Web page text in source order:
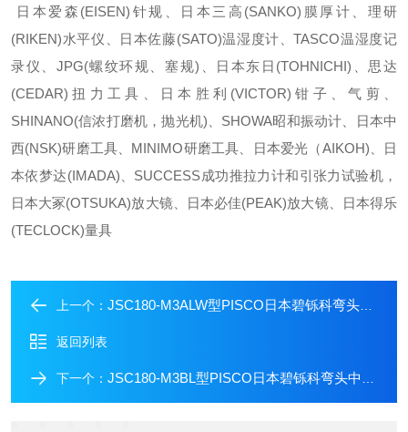
日本爱森(EISEN)针规、日本三高(SANKO)膜厚计、理研
(RIKEN)水平仪、日本佐藤(SATO)温湿度计、TASCO温湿度记
录仪、JPG(螺纹环规、塞规)、日本东日(TOHNICHI)、思达
(CEDAR)扭力工具、日本胜利(VICTOR)钳子、气剪、
SHINANO(信浓打磨机，抛光机)、SHOWA昭和振动计、日本中
西(NSK)研磨工具、MINIMO研磨工具、日本爱光（AIKOH)、日
本依梦达(IMADA)、SUCCESS成功推拉力计和引张力试验机，
日本大冢(OTSUKA)放大镜、日本必佳(PEAK)放大镜、日本得乐
(TECLOCK)量具
上一个： JSC180-M3ALW型PISCO日本碧铄科弯头中村供应JSC180-M3ALW
返回列表
下一个： JSC180-M3BL型PISCO日本碧铄科弯头中村供应JSC180-M3BL